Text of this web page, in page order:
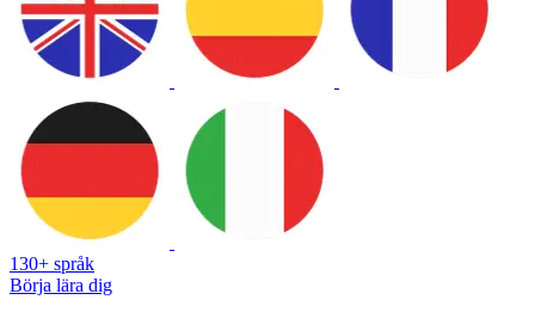
130+ språk
Börja lära dig